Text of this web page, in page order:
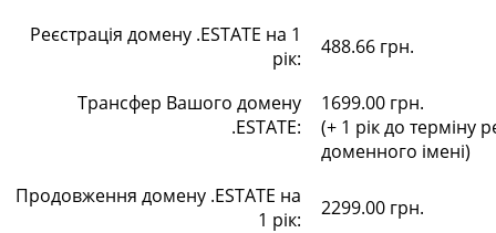
Реєстрація домену .ESTATE на 1
рік:
488.66 грн.
Трансфер Вашого домену
.ESTATE:
1699.00 грн.
(+ 1 рік до терміну
доменного імені)
Продовження домену .ESTATE на
1 рік:
2299.00 грн.